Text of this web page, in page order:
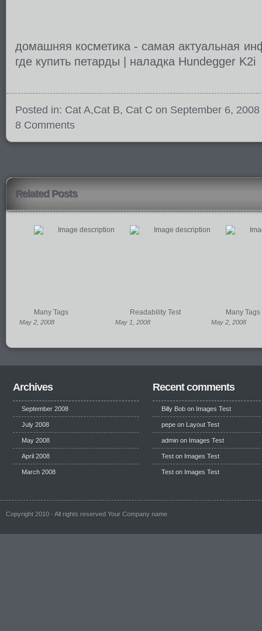
домашняя косметика - самая актуальная
​где купить петарды
наладка Hundegger K2i
Posted in: Cat A,Cat B, Cat C on September 6, 2008
8 Comments
Related Posts
Many Tags
May 2, 2008
Readability Test
May 1, 2008
Many Tags
May 2, 2008
Archives
September 2008
July 2008
May 2008
April 2008
March 2008
Recent comments
Billy Bob on Images Test
pepe on Layout Test
admin on Images Test
Test on Images Test
Test on Images Test
Copyright 2010 - All rights reserved Your Company name